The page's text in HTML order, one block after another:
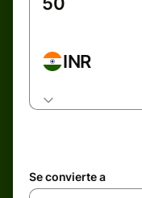
INR
Se convierte a